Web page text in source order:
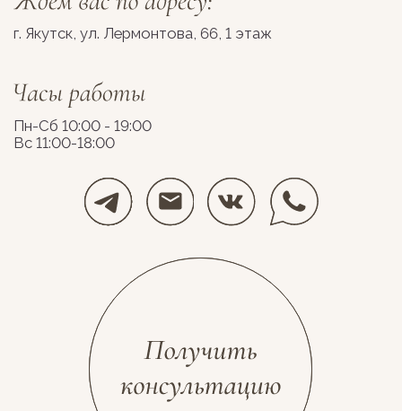
Космос Декор, 2026 Разработка сайта
stolyarovadesign.ru